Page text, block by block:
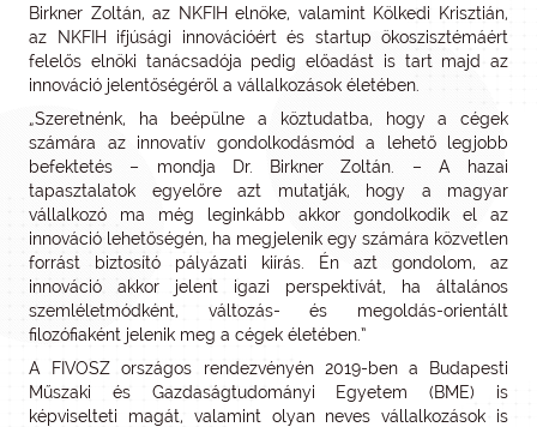
Birkner Zoltán, az NKFIH elnöke, valamint Kölkedi Krisztián,
az NKFIH ifjúsági innovációért és startup ökoszisztémáért
felelős elnöki tanácsadója pedig előadást is tart majd az
innováció jelentőségéről a vállalkozások életében.
„Szeretnénk, ha beépülne a köztudatba, hogy a cégek
számára az innovatív gondolkodásmód a lehető legjobb
befektetés – mondja Dr. Birkner Zoltán. – A hazai
tapasztalatok egyelőre azt mutatják, hogy a magyar
vállalkozó ma még leginkább akkor gondolkodik el az
innováció lehetőségén, ha megjelenik egy számára közvetlen
forrást biztosító pályázati kiírás. Én azt gondolom, az
innováció akkor jelent igazi perspektívát, ha általános
szemléletmódként, változás- és megoldás-orientált
filozófiaként jelenik meg a cégek életében.”
A FIVOSZ országos rendezvényén 2019-ben a Budapesti
Műszaki és Gazdaságtudományi Egyetem (BME) is
képviselteti magát, valamint olyan neves vállalkozások is